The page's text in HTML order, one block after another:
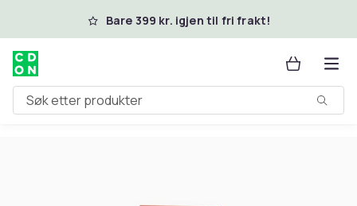
Hopp til hovedinnholdBare 399 kr. igjen til fri frakt!
Søk etter produkter